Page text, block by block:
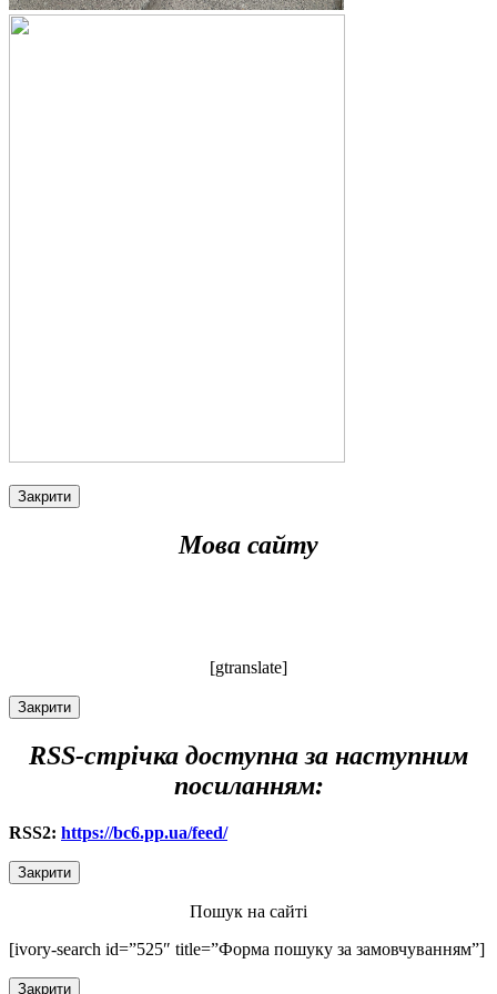
Закрити
Мова сайту
[gtranslate]
Закрити
RSS-стрічка доступна за наступним
посиланням:
RSS2: https://bc6.pp.ua/feed/
Закрити
Пошук на сайті
[ivory-search id=”525″ title=”Форма пошуку за замовчуванням”]
Закрити